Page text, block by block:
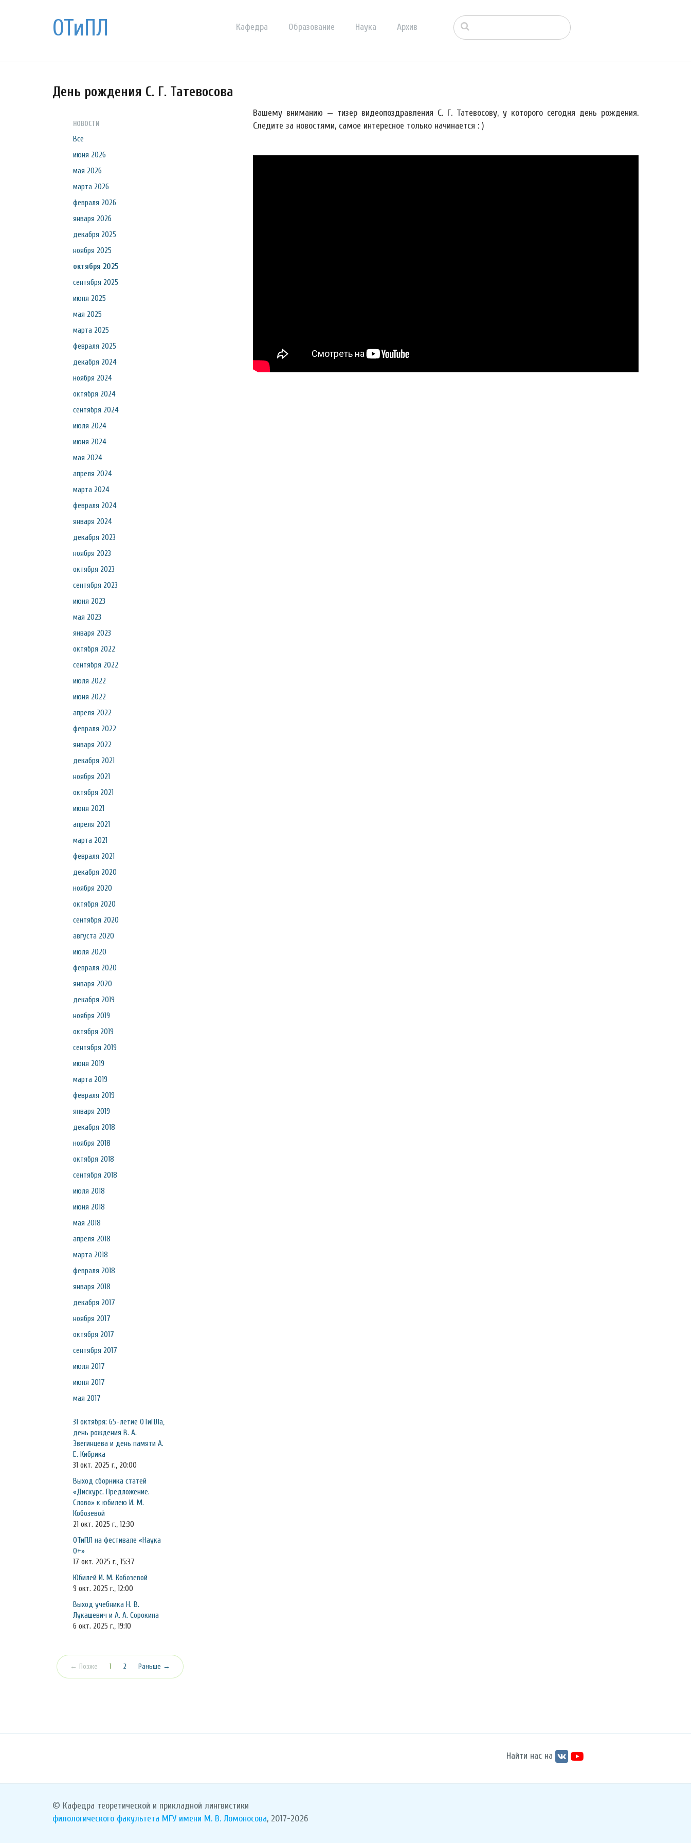
ОТиПЛ Кафедра Образование Наука Архив
День рождения С. Г. Татевосова
НОВОСТИ
Все
июня 2026
мая 2026
марта 2026
февраля 2026
января 2026
декабря 2025
ноября 2025
октября 2025
сентября 2025
июня 2025
мая 2025
марта 2025
февраля 2025
декабря 2024
ноября 2024
октября 2024
сентября 2024
июля 2024
июня 2024
мая 2024
апреля 2024
марта 2024
февраля 2024
января 2024
декабря 2023
ноября 2023
октября 2023
сентября 2023
июня 2023
мая 2023
января 2023
октября 2022
сентября 2022
июля 2022
июня 2022
апреля 2022
февраля 2022
января 2022
декабря 2021
ноября 2021
октября 2021
июня 2021
апреля 2021
марта 2021
февраля 2021
декабря 2020
ноября 2020
октября 2020
сентября 2020
августа 2020
июля 2020
февраля 2020
января 2020
декабря 2019
ноября 2019
октября 2019
сентября 2019
июня 2019
марта 2019
февраля 2019
января 2019
декабря 2018
ноября 2018
октября 2018
сентября 2018
июля 2018
июня 2018
мая 2018
апреля 2018
марта 2018
февраля 2018
января 2018
декабря 2017
ноября 2017
октября 2017
сентября 2017
июля 2017
июня 2017
мая 2017
31 октября: 65-летие ОТиПЛа,
день рождения В. А.
Звегинцева и день памяти А.
Е. Кибрика
31 окт. 2025 г., 20:00
Выход сборника статей
«Дискурс. Предложение.
Слово» к юбилею И. М.
Кобозевой
21 окт. 2025 г., 12:30
ОТиПЛ на фестивале «Наука
0+»
17 окт. 2025 г., 15:37
Юбилей И. М. Кобозевой
9 окт. 2025 г., 12:00
Выход учебника Н. В.
Лукашевич и А. А. Сорокина
6 окт. 2025 г., 19:10
← Позже 1(текущая)
2 Раньше →
Вашему вниманию — тизер видеопоздравления С. Г. Татевосову, у которого сегодня день рождения.
Следите за новостями, самое интересное только начинается : )
Найти нас на
© Кафедра теоретической и прикладной лингвистики
филологического факультета МГУ имени М. В. Ломоносова, 2017-2026